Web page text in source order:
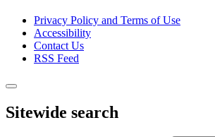
Privacy Policy and Terms of Use
Accessibility
Contact Us
RSS Feed
Sitewide search